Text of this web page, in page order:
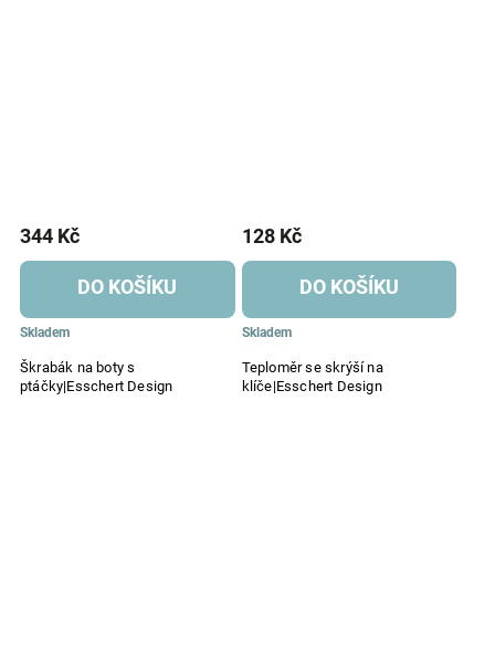
Škrabák na boty s
ptáčky|Esschert Design
Skladem
344 Kč
DO KOŠÍKU
Teploměr se skrýší na
klíče|Esschert Design
Skladem
128 Kč
DO KOŠÍKU